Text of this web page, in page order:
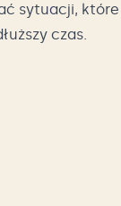
sytuacji,
czas.